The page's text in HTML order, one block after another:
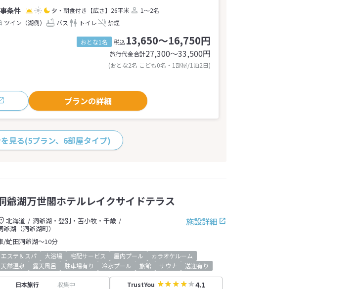
夕・朝食付き 【広さ】26平米
1～2名
ツイン（湖側）
バス トイレ 禁煙
おとな1名 税込13,650～16,750円
旅行代金合計27,300〜33,500円
(おとな2名 こども0名・1部屋/1泊2日)
プランの詳細
見る(5プラン、6部屋タイプ)
爺湖万世閣ホテルレイクサイドテラス
施設詳細
北海道
洞爺湖・登別・苫小牧・千歳
爺湖（洞爺湖町）
/虻田洞爺湖～10分
エステ＆スパ 大浴場 宅配サービス 屋内プール
カラオケルーム
天然温泉
露天風呂 駐車場有り 冷水プール 旅館 サウナ 送迎有り
日本旅行 収集中 TrustYou 4.1